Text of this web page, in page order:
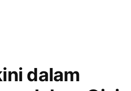
dalam